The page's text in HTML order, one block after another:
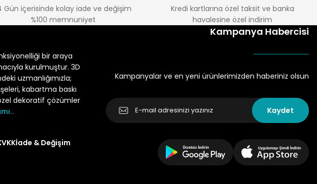
Gün içerisinde kolay iade ve değişim
%100 memnuniyet
Kredi kartlarına özel taksit ve banka
havalesine özel indirim
bir araya
kurulmuştur. 3D
uzmanlığımızla;
kabartma baskı
dekoratif çözümler
İade & Değişim
Kampanya Habercisi
Kampanyalar ve en yeni ürünlerimizden haberiniz olsun
Kaydet